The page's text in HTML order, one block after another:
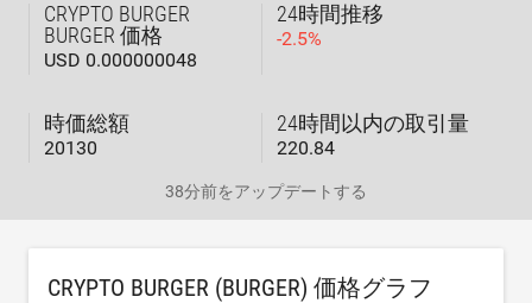
CRYPTO BURGER
BURGER 価格
USD 0.000000048
24時間推移
-2.5%
時価総額
20130
24時間以内の取引量
220.84
38分前をアップデートする
CRYPTO BURGER (BURGER) 価格グラフ